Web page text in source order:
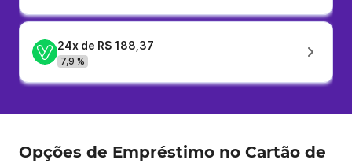
24x de R$ 188,37
7,9 %
Opções de Empréstimo no Cartão de